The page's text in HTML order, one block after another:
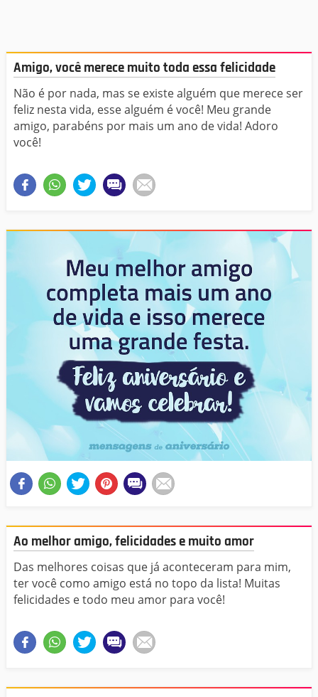
Amigo, você merece muito toda essa felicidade
Não é por nada, mas se existe alguém que merece ser
feliz nesta vida, esse alguém é você! Meu grande
amigo, parabéns por mais um ano de vida! Adoro
você!
Ao melhor amigo, felicidades e muito amor
Das melhores coisas que já aconteceram para mim,
ter você como amigo está no topo da lista! Muitas
felicidades e todo meu amor para você!